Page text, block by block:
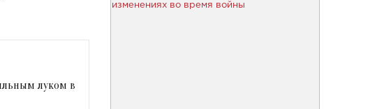
луком в